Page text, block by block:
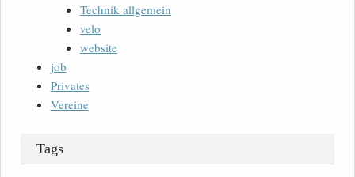
Technik allgemein
velo
website
job
Privates
Vereine
Tags